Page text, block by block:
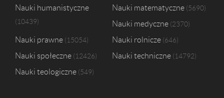
Nauki humanistyczne
10439
Nauki matematyczne 5690
Nauki medyczne 2370
Nauki prawne 15054 Nauki rolnicze 646
Nauki społeczne 12426 Nauki techniczne 14792
Nauki teologiczne 549